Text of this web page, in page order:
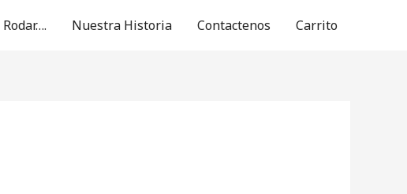
Nuestra Historia Contactenos Carrito